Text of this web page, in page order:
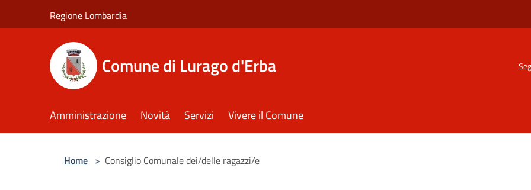
Regione Lombardia
Comune di Lurago d'Erba
Amministrazione Novità Servizi Vivere il Comune
Home > Consiglio Comunale dei/delle ragazzi/e